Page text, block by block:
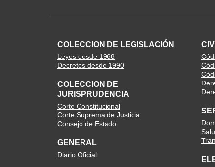
COLECCION DE LEGISLACIÓN
Leyes desde 1968
Decretos desde 1990
COLECCION DE
JURISPRUDENCIA
Corte Constitucional
Corte Suprema de Justicia
Consejo de Estado
GENERAL
Diario Oficial